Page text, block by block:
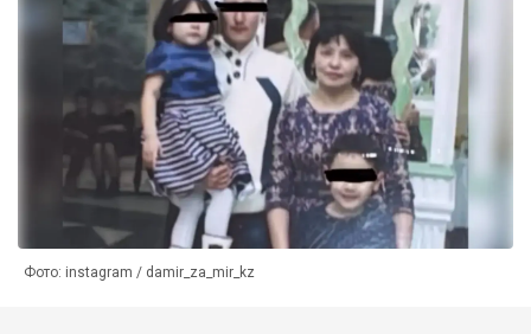
Фото: instagram / damir_za_mir_kz